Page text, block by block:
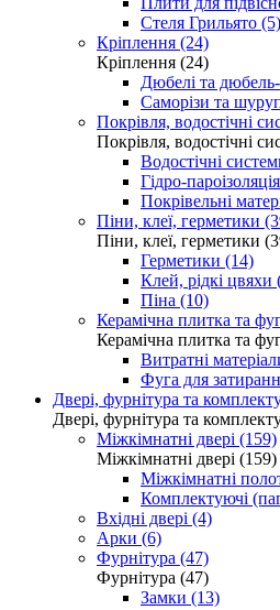
Стеля Грильято (5)
Кріплення (24)
Кріплення (24)
Дюбелі та
Саморізи та
Покрівля, водостічні
Покрівля, водостічні
Водостічні
Гідро-
Покрівельні
Піни, клеї, герметики
Піни, клеї, герметики
Герметики (14)
Клей, рідкі цвяхи
Піна (10)
Керамічна плитка та
Керамічна плитка та
Витратні
Фуга для
Двері, фурнітура та
Двері, фурнітура та
Міжкімнатні двері (159)
Міжкімнатні двері (159)
Міжкімнатні
Комплектуючі
Вхідні двері (4)
Арки (6)
Фурнітура (47)
Фурнітура (47)
Замки (13)